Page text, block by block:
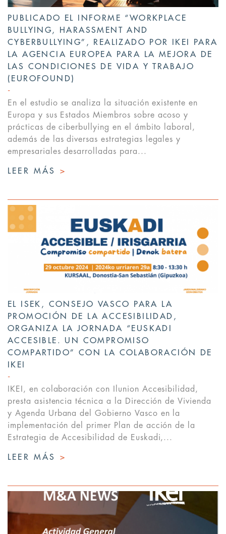
PUBLICADO EL INFORME “WORKPLACE
BULLYING, HARASSMENT AND
CYBERBULLYING”, REALIZADO POR IKEI PARA
LA AGENCIA EUROPEA PARA LA MEJORA DE
LAS CONDICIONES DE VIDA Y TRABAJO
(EUROFOUND)
En el estudio se analiza la situación existente en
Europa y sus Estados Miembros sobre acoso y
prácticas de ciberbullying en el ámbito laboral,
además de las diversas estrategias legales y
empresariales desarrolladas para...
LEER MÁS >
EL ISEK, CONSEJO VASCO PARA LA
PROMOCIÓN DE LA ACCESIBILIDAD,
ORGANIZA LA JORNADA “EUSKADI
ACCESIBLE. UN COMPROMISO
COMPARTIDO” CON LA COLABORACIÓN DE
IKEI
IKEI, en colaboración con Ilunion Accesibilidad,
presta asistencia técnica a la Dirección de Vivienda
y Agenda Urbana del Gobierno Vasco en la
implementación del primer Plan de acción de la
Estrategia de Accesibilidad de Euskadi,...
LEER MÁS >